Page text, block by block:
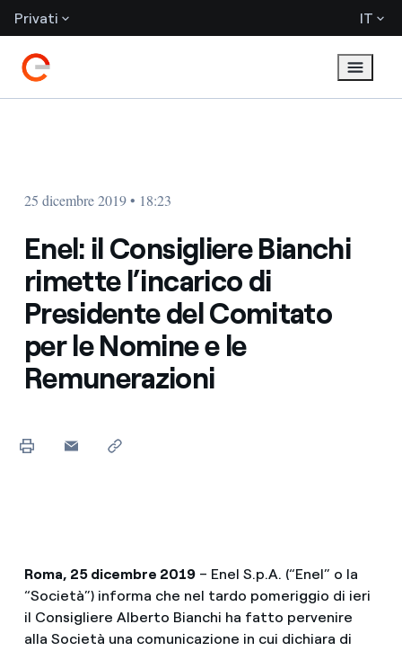
Privati IT
25 dicembre 2019 • 18:23
Enel: il Consigliere Bianchi
rimette l’incarico di
Presidente del Comitato
per le Nomine e le
Remunerazioni
Roma, 25 dicembre 2019– Enel S.p.A. (“Enel” o la
“Società”) informa che nel tardo pomeriggio di ieri
il Consigliere Alberto Bianchi ha fatto pervenire
alla Società una comunicazione in cui dichiara di